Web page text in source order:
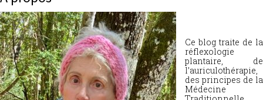
Ce blog traite de la
réflexologie
plantaire, de
l’auriculothérapie,
des principes de la
Médecine